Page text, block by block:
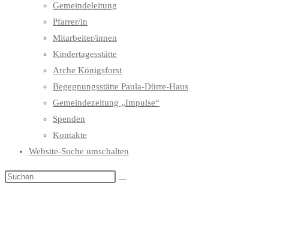
Gemeindeleitung
Pfarrer/in
Mitarbeiter/innen
Kindertagesstätte
Arche Königsforst
Begegnungsstätte Paula-Dürre-Haus
Gemeindezeitung „Impulse“
Spenden
Kontakte
Website-Suche umschalten